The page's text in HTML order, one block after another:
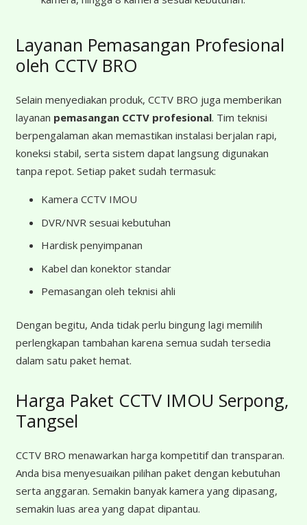
Layanan Pemasangan Profesional
oleh CCTV BRO
Selain menyediakan produk, CCTV BRO juga memberikan
layanan pemasangan CCTV profesional. Tim teknisi
berpengalaman akan memastikan instalasi berjalan rapi,
koneksi stabil, serta sistem dapat langsung digunakan
tanpa repot. Setiap paket sudah termasuk:
Kamera CCTV IMOU
DVR/NVR sesuai kebutuhan
Hardisk penyimpanan
Kabel dan konektor standar
Pemasangan oleh teknisi ahli
Dengan begitu, Anda tidak perlu bingung lagi memilih
perlengkapan tambahan karena semua sudah tersedia
dalam satu paket hemat.
Harga Paket CCTV IMOU Serpong,
Tangsel
CCTV BRO menawarkan harga kompetitif dan transparan.
Anda bisa menyesuaikan pilihan paket dengan kebutuhan
serta anggaran. Semakin banyak kamera yang dipasang,
semakin luas area yang dapat dipantau.